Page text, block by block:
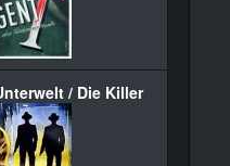
/ Die Killer